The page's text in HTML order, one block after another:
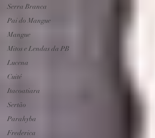
Serra Branca
Pai do Mangue
Mangue
Mitos e Lendas da PB
Lucena
Cuité
Itacoatiara
Sertão
Parahyba
Frederica